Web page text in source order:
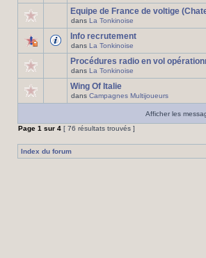
Equipe de France de voltige
dans La Tonkinoise
Info recrutement
dans La Tonkinoise
Procédures radio en vol
dans La Tonkinoise
Wing Of Italie
dans Campagnes Multijoueurs
Afficher les
Page 1 sur 4 [ 76 résultats trouvés ]
Index du forum